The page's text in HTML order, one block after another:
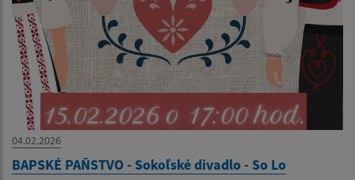
04.02.2026
BAPSKÉ PAŇSTVO - Sokoľské divadlo - So Lo